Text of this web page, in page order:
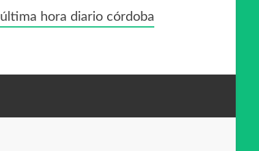
última hora diario córdoba